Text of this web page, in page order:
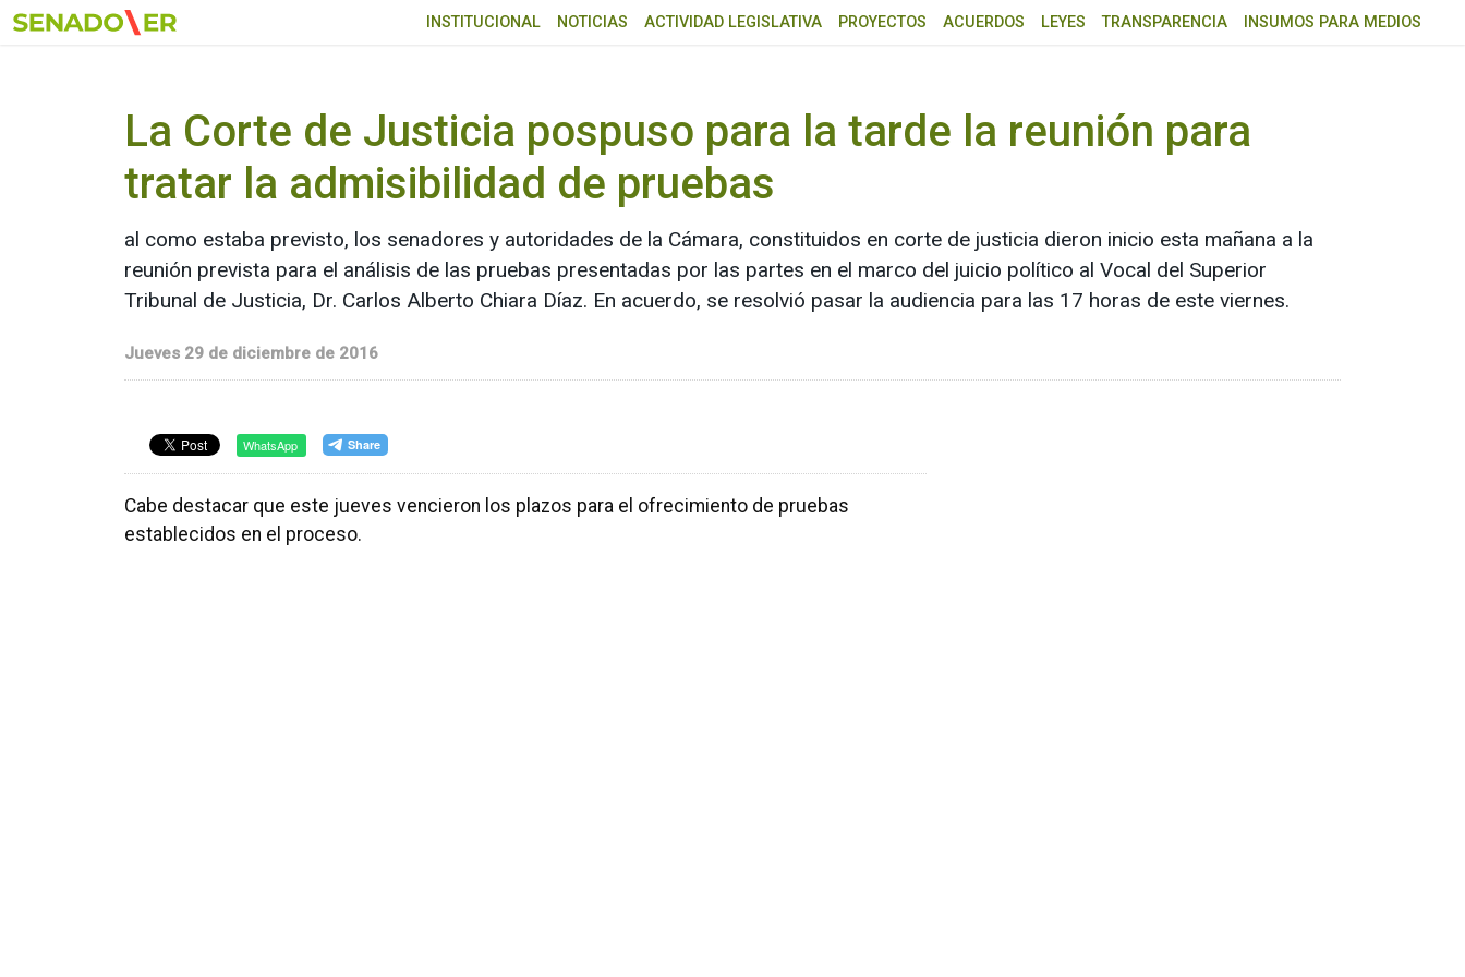
Ir al menú principal
INSTITUCIONAL NOTICIAS ACTIVIDAD LEGISLATIVA PROYECTOS ACUERDOS LEYES TRANSPARENCIA INSUMOS PARA MEDIOS
La Corte de Justicia pospuso para la tarde la reunión para
tratar la admisibilidad de pruebas
al como estaba previsto, los senadores y autoridades de la Cámara, constituidos en corte de justicia dieron inicio esta mañana a la
reunión prevista para el análisis de las pruebas presentadas por las partes en el marco del juicio político al Vocal del Superior
Tribunal de Justicia, Dr. Carlos Alberto Chiara Díaz. En acuerdo, se resolvió pasar la audiencia para las 17 horas de este viernes.
Jueves 29 de diciembre de 2016
WhatsApp
Cabe destacar que este jueves vencieron los plazos para el ofrecimiento de pruebas
establecidos en el proceso.